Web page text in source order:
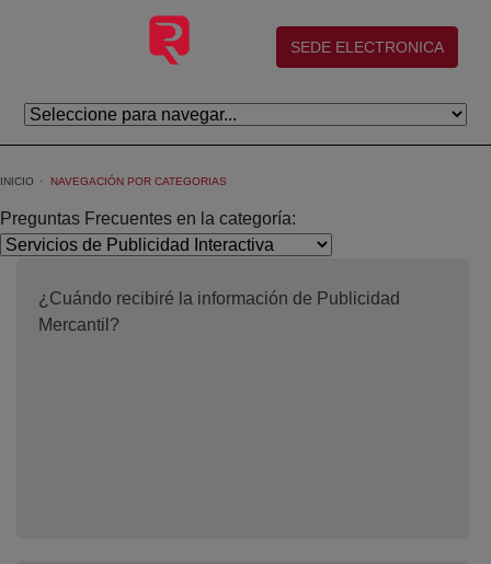
Saltar al contenido principal
(abre en nueva ventana)
SEDE ELECTRONICA
INICIO NAVEGACIÓN POR CATEGORIAS
Preguntas Frecuentes en la categoría:
¿Cuándo recibiré la información de Publicidad
Mercantil?